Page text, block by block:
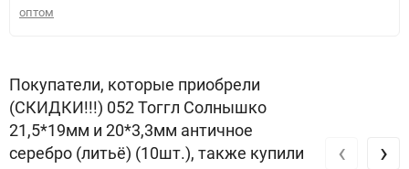
оптом
Покупатели, которые приобрели
(СКИДКИ!!!) 052 Тоггл Солнышко
21,5*19мм и 20*3,3мм античное
серебро (литьё) (10шт.), также купили
‹ ›